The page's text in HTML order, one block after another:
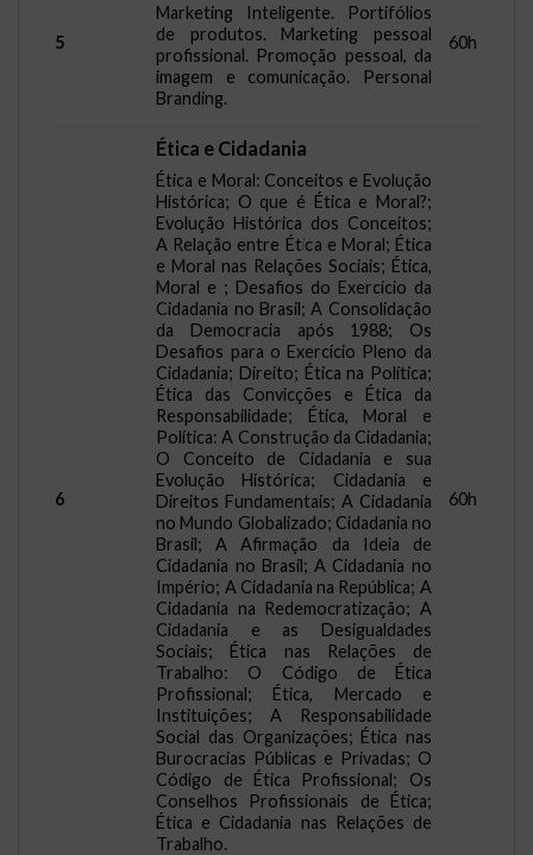
5
Marketing Inteligente. Portifólios
de produtos. Marketing pessoal
profissional. Promoção pessoal, da
imagem e comunicação. Personal
Branding.
60h
6
Ética e Cidadania
Ética e Moral: Conceitos e Evolução
Histórica; O que é Ética e Moral?;
Evolução Histórica dos Conceitos;
A Relação entre Ética e Moral; Ética
e Moral nas Relações Sociais; Ética,
Moral e ; Desafios do Exercício da
Cidadania no Brasil; A Consolidação
da Democracia após 1988; Os
Desafios para o Exercício Pleno da
Cidadania; Direito; Ética na Política;
Ética das Convicções e Ética da
Responsabilidade; Ética, Moral e
Política: A Construção da Cidadania;
O Conceito de Cidadania e sua
Evolução Histórica; Cidadania e
Direitos Fundamentais; A Cidadania
no Mundo Globalizado; Cidadania no
Brasil; A Afirmação da Ideia de
Cidadania no Brasil; A Cidadania no
Império; A Cidadania na República; A
Cidadania na Redemocratização; A
Cidadania e as Desigualdades
Sociais; Ética nas Relações de
Trabalho: O Código de Ética
Profissional; Ética, Mercado e
Instituições; A Responsabilidade
Social das Organizações; Ética nas
Burocracias Públicas e Privadas; O
Código de Ética Profissional; Os
Conselhos Profissionais de Ética;
Ética e Cidadania nas Relações de
Trabalho.
60h